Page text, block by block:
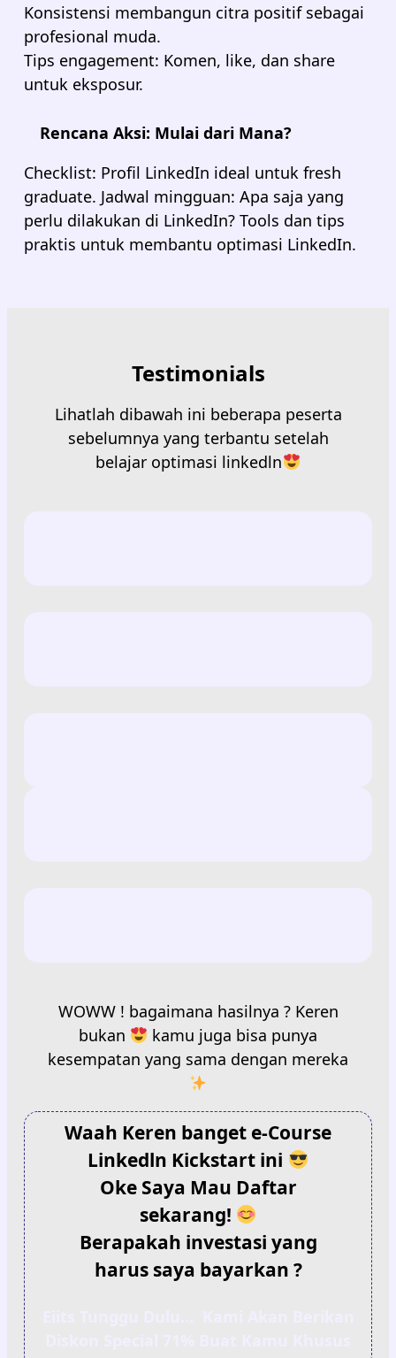
Konsistensi membangun citra positif sebagai
profesional muda.
Tips engagement: Komen, like, dan share
untuk eksposur.
Rencana Aksi: Mulai dari Mana?
Checklist: Profil LinkedIn ideal untuk fresh
graduate. Jadwal mingguan: Apa saja yang
perlu dilakukan di LinkedIn? Tools dan tips
praktis untuk membantu optimasi LinkedIn.
Testimonials
Lihatlah dibawah ini beberapa peserta
sebelumnya yang terbantu setelah
belajar optimasi linkedln
WOWW ! bagaimana hasilnya ? Keren
bukan
kamu juga bisa punya
kesempatan yang sama dengan mereka
Waah Keren banget e-Course
Linkedln Kickstart ini
Oke Saya Mau Daftar
sekarang!
Berapakah investasi yang
harus saya bayarkan ?